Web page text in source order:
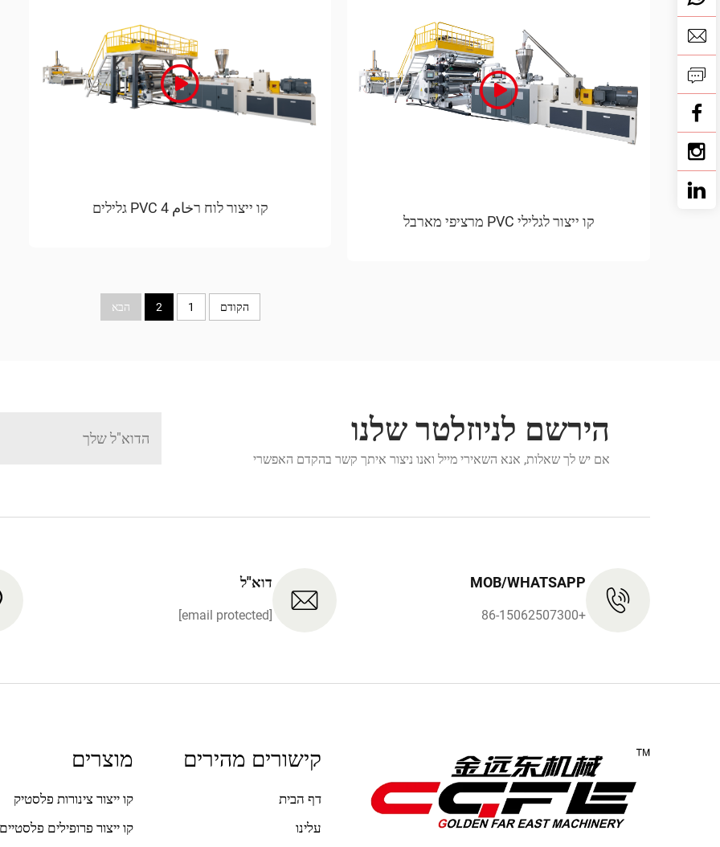
קו ייצור לגלילי PVC מרציפי מארבל
קו ייצור לוח רخام PVC 4 גלילים
הקודם 1
2 הבא
הירשם לניוזלטר שלנו
אם יש לך שאלות, אנא השאירי מייל ואנו ניצור איתך קשר בהקדם האפשרי
MOB/WHATSAPP
+86-15062507300
דוא"ל
[email protected]
קישורים מהירים
דף הבית
עלינו
מוצרים
קו ייצור צינורות פלסטיק
קו ייצור פרופילים פלסטיים